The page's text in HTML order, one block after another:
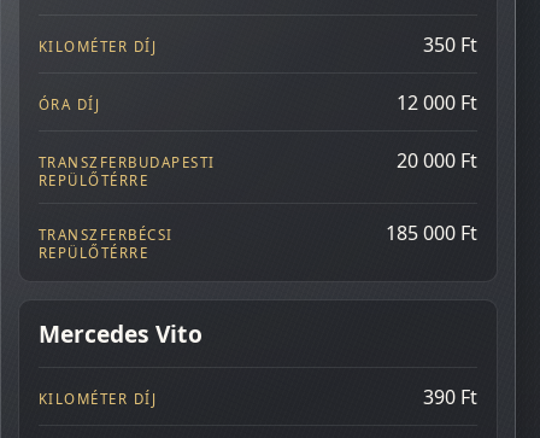
KILOMÉTER DÍJ
TRANSZFER
BUDAPESTI REPÜLŐTÉRRE
350 Ft
12 000 Ft
20 000 Ft
185 000 Ft
Mercedes Vito
390 Ft